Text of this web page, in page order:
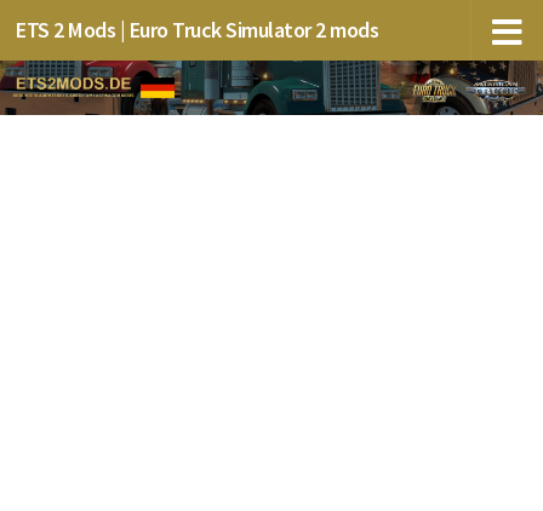
ETS 2 Mods | Euro Truck Simulator 2 mods